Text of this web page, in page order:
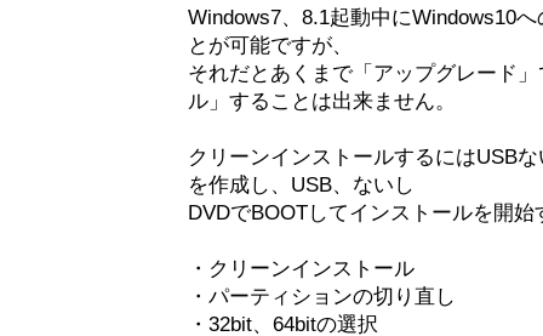
Windows7、8.1起動中にWindows10
とが可能ですが、
それだとあくまで「アップグレード
ル」することは出来ません。
クリーンインストールするにはUSB
を作成し、USB、ないし
DVDでBOOTしてインストールを開
・クリーンインストール
・パーティションの切り直し
・32bit、64bitの選択